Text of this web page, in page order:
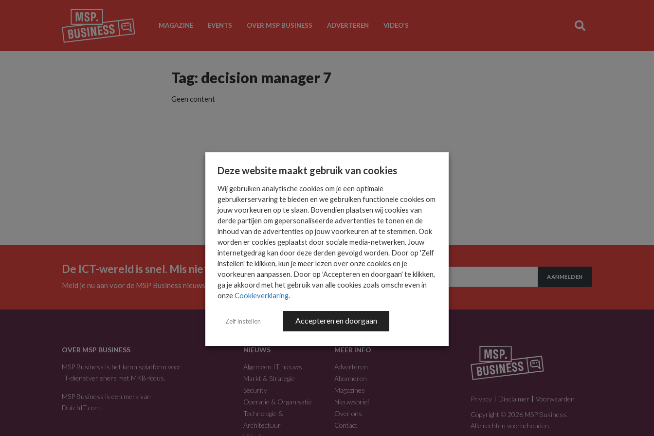
MAGAZINE EVENTS OVER MSP BUSINESS ADVERTEREN VIDEO’S
Tag: decision manager 7
Geen content
De ICT-wereld is snel. Mis niets.
Meld je nu aan voor de MSP Business nieuwsbrief.
AANMELDEN
OVER MSP BUSINESS
MSP Business is het kennisplatform voor
IT-dienstverleners met MKB-focus.
MSP Business is een merk van
DutchIT.com
NIEUWS
Algemeen IT nieuws
Markt & Strategie
Security
Operatie & Organisatie
Technologie &
Architectuur
MEER INFO
Adverteren
Abonneren
Magazines
Nieuwsbrief
Over ons
Contact
Privacy Disclaimer
Voorwaarden
Copyright © 2026 MSP Business.
Alle rechten voorbehouden.
Deze website maakt gebruik van cookies
Wij gebruiken analytische cookies om je een optimale
gebruikerservaring te bieden en we gebruiken functionele cookies om
jouw voorkeuren op te slaan. Bovendien plaatsen wij cookies van
derde partijen om gepersonaliseerde advertenties te tonen en de
inhoud van de advertenties op jouw voorkeuren af te stemmen. Ook
worden er cookies geplaatst door sociale media-netwerken. Jouw
internetgedrag kan door deze derden gevolgd worden. Door op 'Zelf
instellen' te klikken, kun je meer lezen over onze cookies en je
voorkeuren aanpassen. Door op 'Accepteren en doorgaan' te klikken,
ga je akkoord met het gebruik van alle cookies zoals omschreven in
onzeCookieverklaring.
Zelf instellen Accepteren en doorgaan